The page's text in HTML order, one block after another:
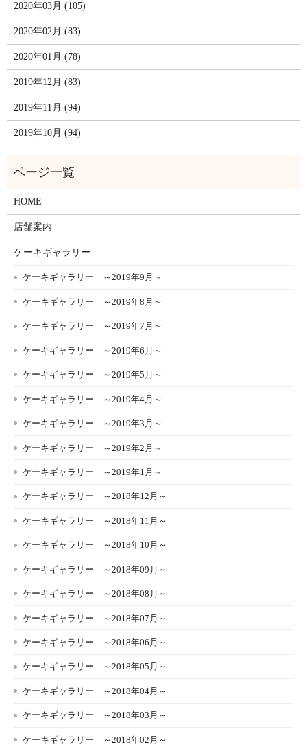
2020年03月 (105)
2020年02月 (83)
2020年01月 (78)
2019年12月 (83)
2019年11月 (94)
2019年10月 (94)
HOME
店舗案内
ケーキギャラリー
ケーキギャラリー ～2019年9月～
ケーキギャラリー ～2019年8月～
ケーキギャラリー ～2019年7月～
ケーキギャラリー ～2019年6月～
ケーキギャラリー ～2019年5月～
ケーキギャラリー ～2019年4月～
ケーキギャラリー ～2019年3月～
ケーキギャラリー ～2019年2月～
ケーキギャラリー ～2019年1月～
ケーキギャラリー ～2018年12月～
ケーキギャラリー ～2018年11月～
ケーキギャラリー ～2018年10月～
ケーキギャラリー ～2018年09月～
ケーキギャラリー ～2018年08月～
ケーキギャラリー ～2018年07月～
ケーキギャラリー ～2018年06月～
ケーキギャラリー ～2018年05月～
ケーキギャラリー ～2018年04月～
ケーキギャラリー ～2018年03月～
ケーキギャラリー ～2018年02月～